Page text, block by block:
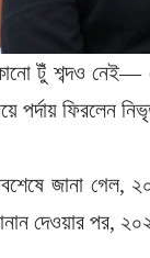
টুঁ শব্দও নেই—
পর্দায় ফিরলেন
জানা গেল,
দেওয়ার পর,